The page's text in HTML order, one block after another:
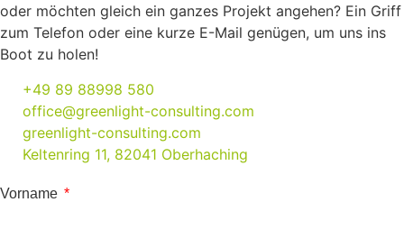
oder möchten gleich ein ganzes Projekt angehen? Ein Griff
zum Telefon oder eine kurze E-Mail genügen, um uns ins
Boot zu holen!
+49 89 88998 580
office@greenlight-consulting.com
greenlight-consulting.com
Keltenring 11, 82041 Oberhaching
Vorname